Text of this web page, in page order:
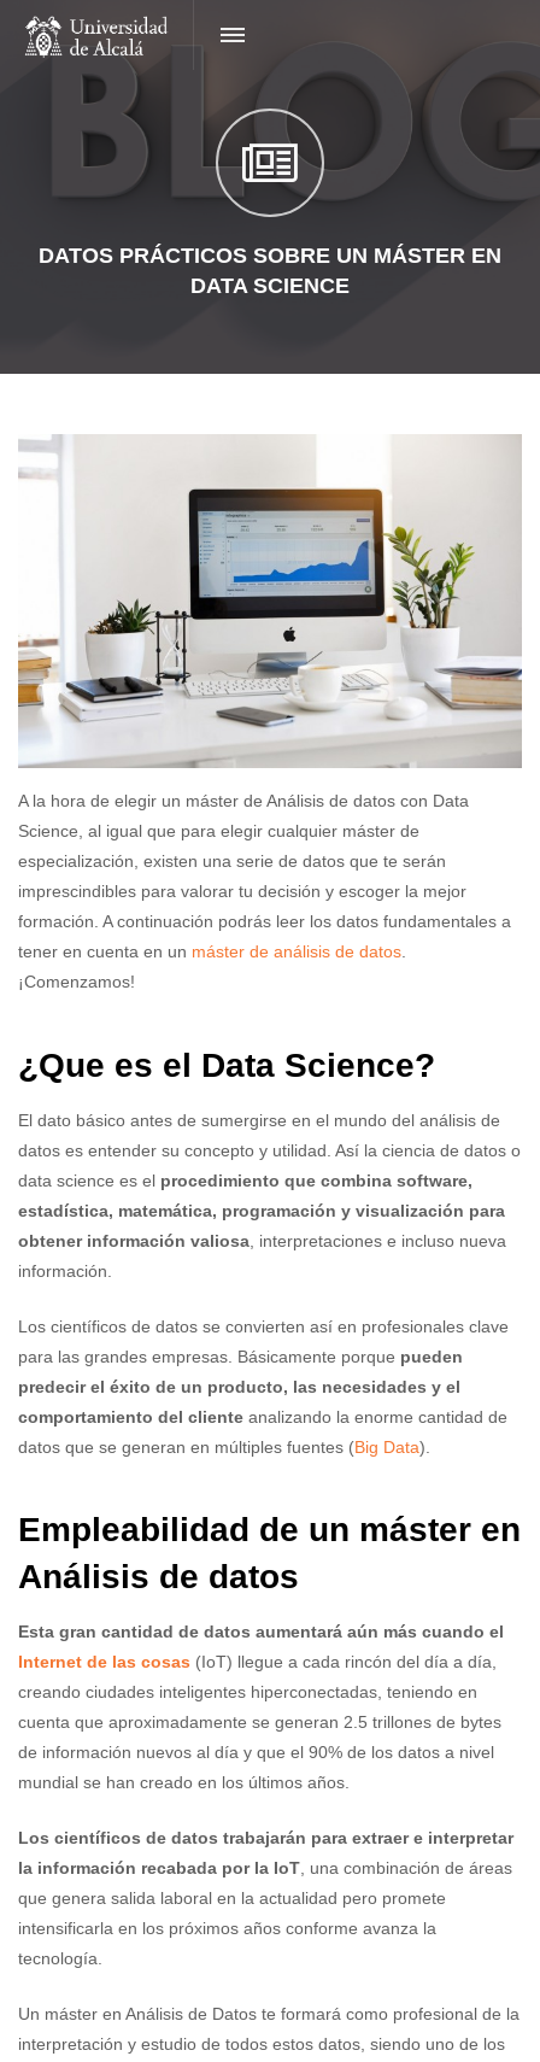
DATOS PRÁCTICOS SOBRE UN MÁSTER EN
DATA SCIENCE
A la hora de elegir un máster de Análisis de datos con Data
Science, al igual que para elegir cualquier máster de
especialización, existen una serie de datos que te serán
imprescindibles para valorar tu decisión y escoger la mejor
formación. A continuación podrás leer los datos fundamentales a
tener en cuenta en un máster de análisis de datos
¡Comenzamos!
¿Que es el Data Science?
El dato básico antes de sumergirse en el mundo del análisis de
datos es entender su concepto y utilidad. Así la ciencia de datos o
data science es el procedimiento que combina software,
estadística, matemática, programación y visualización para
obtener información valiosa , interpretaciones e incluso nueva
información.
Los científicos de datos se convierten así en profesionales clave
para las grandes empresas. Básicamente porque pueden
predecir el éxito de un producto, las necesidades y el
comportamiento del cliente analizando la enorme cantidad de
datos que se generan en múltiples fuentes (Big Data).
Empleabilidad de un máster en
Análisis de datos
Esta gran cantidad de datos aumentará aún más cuando el
Internet de las cosas (IoT) llegue a cada rincón del día a día,
creando ciudades inteligentes hiperconectadas, teniendo en
cuenta que aproximadamente se generan 2.5 trillones de bytes
de información nuevos al día y que el 90% de los datos a nivel
mundial se han creado en los últimos años.
Los científicos de datos trabajarán para extraer e interpretar
la información recabada por la IoT , una combinación de áreas
que genera salida laboral en la actualidad pero promete
intensificarla en los próximos años conforme avanza la
tecnología.
Un máster en Análisis de Datos te formará como profesional de la
interpretación y estudio de todos estos datos, siendo uno de los